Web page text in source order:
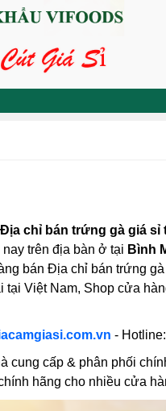
Địa chỉ bán trứng gà giá sỉ
nay trên địa bàn ở tại Bình
bán Địa chỉ bán trứng
tại Việt Nam, Shop cửa
- Hotline:
cung cấp & phân phối
hãng cho nhiều cửa